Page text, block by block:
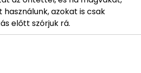
azokat is csak
előtt szórjuk rá.